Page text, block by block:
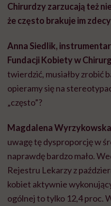
Chirurdzy zarzucają też
że często brakuje im
Anna Siedlik,
Fundacji Kobiety w
twierdzić, musiałby zrobić
opieramy się na
„często”?
Magdalena
uwagę tę dysproporcję w
naprawdę bardzo mało.
Rejestru Lekarzy z
kobiet aktywnie
ogólnej to tylko 12,4 proc.